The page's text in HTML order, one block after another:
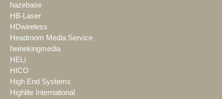
hazebase
HB-Laser
HDwireless
Headroom Media Service
heinekingmedia
HELi
HICO
High End Systems
Highlite International